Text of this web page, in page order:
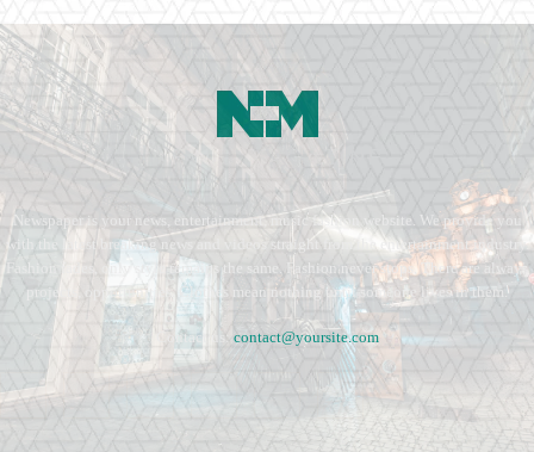
Newspaper is your news, entertainment, music fashion website. We provide you
with the latest breaking news and videos straight from the entertainment industry.
Fashion fades, only style remains the same. Fashion never stops. There are always
projects, opportunities. Clothes mean nothing until someone lives in them.
Contact us: contact@yoursite.com